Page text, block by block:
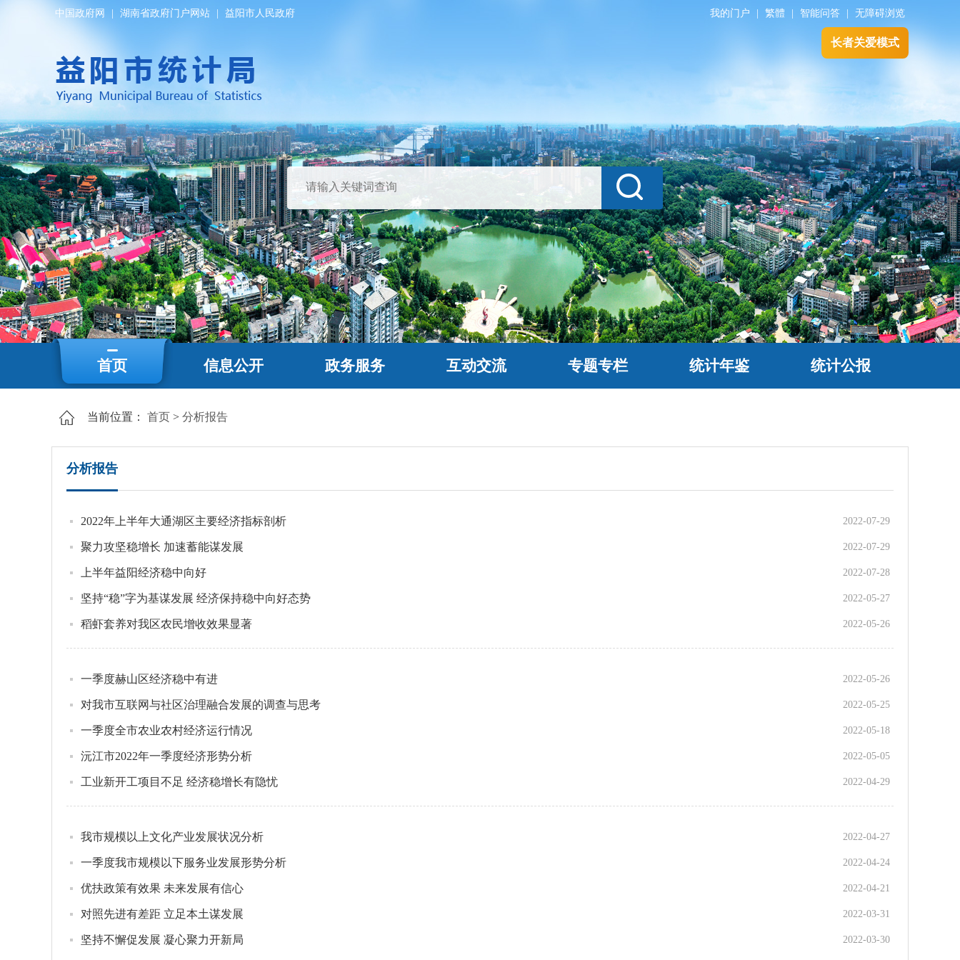
中国政府网 湖南省政府门户网站 益阳市人民政府 我的门户 繁體 智能问答 无障碍浏览
长者关爱模式
首页 信息公开 政务服务 互动交流 专题专栏 统计年鉴 统计公报
当前位置： 首页 > 分析报告
分析报告
2022年上半年大通湖区主要经济指标剖析 2022-07-29
聚力攻坚稳增长 加速蓄能谋发展 2022-07-29
上半年益阳经济稳中向好 2022-07-28
坚持“稳”字为基谋发展 经济保持稳中向好态势 2022-05-27
稻虾套养对我区农民增收效果显著 2022-05-26
一季度赫山区经济稳中有进 2022-05-26
对我市互联网与社区治理融合发展的调查与思考 2022-05-25
一季度全市农业农村经济运行情况 2022-05-18
沅江市2022年一季度经济形势分析 2022-05-05
工业新开工项目不足 经济稳增长有隐忧 2022-04-29
我市规模以上文化产业发展状况分析 2022-04-27
一季度我市规模以下服务业发展形势分析 2022-04-24
优扶政策有效果 未来发展有信心 2022-04-21
对照先进有差距 立足本土谋发展 2022-03-31
坚持不懈促发展 凝心聚力开新局 2022-03-30